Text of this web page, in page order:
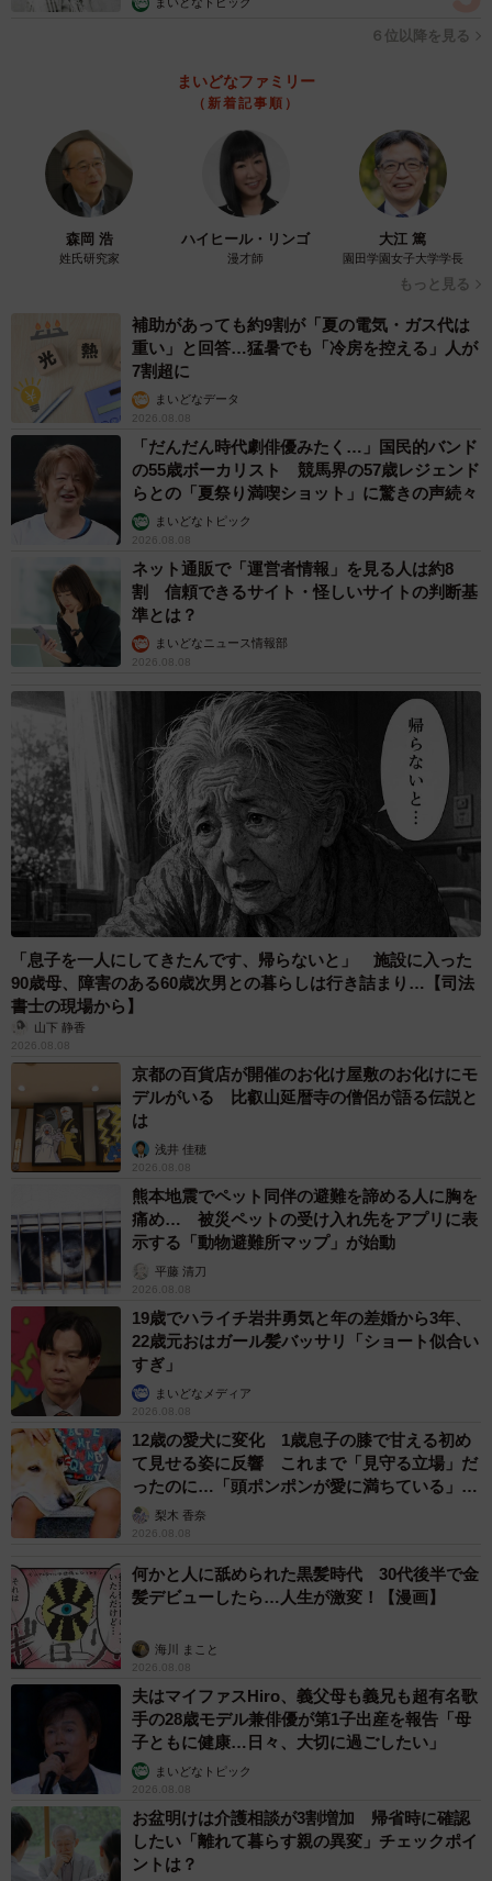
まいどなトピック
６位以降を見る
まいどなファミリー
（新着記事順）
森岡 浩
姓氏研究家
ハイヒール・リンゴ
漫才師
大江 篤
園田学園女子大学学長
もっと見る
補助があっても約9割が「夏の電気・ガス代は
重い」と回答…猛暑でも「冷房を控える」人が
7割超に
まいどなデータ
2026.08.08
「だんだん時代劇俳優みたく…」国民的バンド
の55歳ボーカリスト 競馬界の57歳レジェンド
らとの「夏祭り満喫ショット」に驚きの声続々
まいどなトピック
2026.08.08
ネット通販で「運営者情報」を見る人は約8
割 信頼できるサイト・怪しいサイトの判断基
準とは？
まいどなニュース情報部
2026.08.08
「息子を一人にしてきたんです、帰らないと」 施設に入った
90歳母、障害のある60歳次男との暮らしは行き詰まり…【司法
書士の現場から】
山下 静香
2026.08.08
京都の百貨店が開催のお化け屋敷のお化けにモ
デルがいる 比叡山延暦寺の僧侶が語る伝説と
は
浅井 佳穂
2026.08.08
熊本地震でペット同伴の避難を諦める人に胸を
痛め… 被災ペットの受け入れ先をアプリに表
示する「動物避難所マップ」が始動
平藤 清刀
2026.08.08
19歳でハライチ岩井勇気と年の差婚から3年、
22歳元おはガール髪バッサリ「ショート似合い
すぎ」
まいどなメディア
2026.08.08
12歳の愛犬に変化 1歳息子の膝で甘える初め
て見せる姿に反響 これまで「見守る立場」だ
ったのに…「頭ポンポンが愛に満ちている」
「尊…」
梨木 香奈
2026.08.08
何かと人に舐められた黒髪時代 30代後半で金
髪デビューしたら…人生が激変！【漫画】
海川 まこと
2026.08.08
夫はマイファスHiro、義父母も義兄も超有名歌
手の28歳モデル兼俳優が第1子出産を報告「母
子ともに健康…日々、大切に過ごしたい」
まいどなトピック
2026.08.08
お盆明けは介護相談が3割増加 帰省時に確認
したい「離れて暮らす親の異変」チェックポイ
ントは？